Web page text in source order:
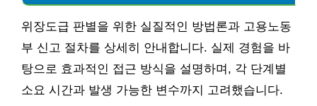
위장도급 판별을 위한 실질적인 방법론과 고용노동
부 신고 절차를 상세히 안내합니다. 실제 경험을 바
탕으로 효과적인 접근 방식을 설명하며, 각 단계별
소요 시간과 발생 가능한 변수까지 고려했습니다.